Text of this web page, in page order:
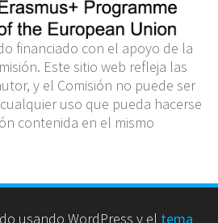
financiado con el apoyo de la
Este sitio web refleja las
y el Comisión no puede ser
uso que pueda hacerse
contenida en el mismo
usando WordPress y el tema